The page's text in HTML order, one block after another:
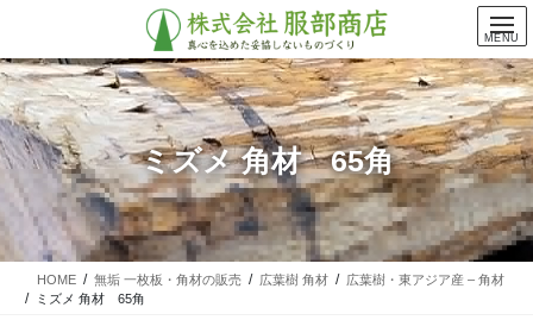
テ
ン
ツ
に
移
ゲ
ー
シ
ョ
ン
ミズメ 角材 65角
HOME 無垢 一枚板・角材の販売 広葉樹 角材
広葉樹・東アジア産 – 角材
ミズメ 角材 65角
MENU